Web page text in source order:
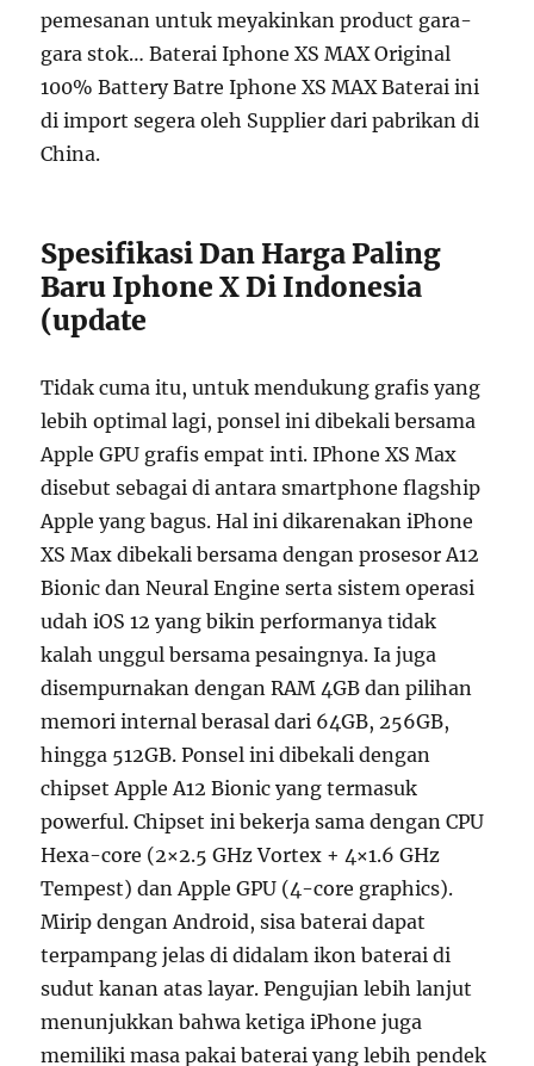
pemesanan untuk meyakinkan product gara-
gara stok… Baterai Iphone XS MAX Original
100% Battery Batre Iphone XS MAX Baterai ini
di import segera oleh Supplier dari pabrikan di
China.
Spesifikasi Dan Harga Paling
Baru Iphone X Di Indonesia
(update
Tidak cuma itu, untuk mendukung grafis yang
lebih optimal lagi, ponsel ini dibekali bersama
Apple GPU grafis empat inti. IPhone XS Max
disebut sebagai di antara smartphone flagship
Apple yang bagus. Hal ini dikarenakan iPhone
XS Max dibekali bersama dengan prosesor A12
Bionic dan Neural Engine serta sistem operasi
udah iOS 12 yang bikin performanya tidak
kalah unggul bersama pesaingnya. Ia juga
disempurnakan dengan RAM 4GB dan pilihan
memori internal berasal dari 64GB, 256GB,
hingga 512GB. Ponsel ini dibekali dengan
chipset Apple A12 Bionic yang termasuk
powerful. Chipset ini bekerja sama dengan CPU
Hexa-core (2×2.5 GHz Vortex + 4×1.6 GHz
Tempest) dan Apple GPU (4-core graphics).
Mirip dengan Android, sisa baterai dapat
terpampang jelas di didalam ikon baterai di
sudut kanan atas layar. Pengujian lebih lanjut
menunjukkan bahwa ketiga iPhone juga
memiliki masa pakai baterai yang lebih pendek